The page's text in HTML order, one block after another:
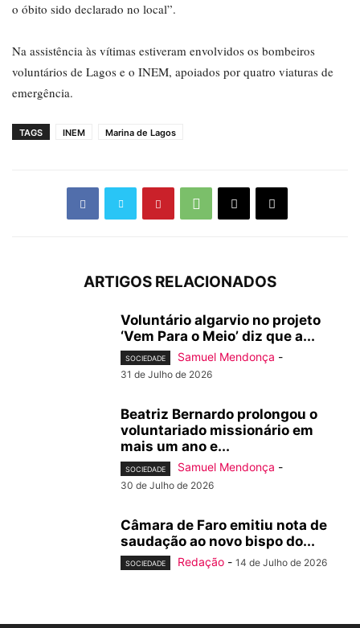
o óbito sido declarado no local”.
Na assistência às vítimas estiveram envolvidos os bombeiros
voluntários de Lagos e o INEM, apoiados por quatro viaturas de
emergência.
TAGS INEM Marina de Lagos
ARTIGOS RELACIONADOS
Voluntário algarvio no projeto
‘Vem Para o Meio’ diz que a...
SOCIEDADE Samuel Mendonça -
31 de Julho de 2026
Beatriz Bernardo prolongou o
voluntariado missionário em
mais um ano e...
SOCIEDADE Samuel Mendonça -
30 de Julho de 2026
Câmara de Faro emitiu nota de
saudação ao novo bispo do...
SOCIEDADE Redação - 14 de Julho de 2026